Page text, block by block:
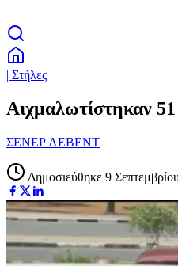
| Στήλες
Αιχμαλωτίστηκαν
ΣΕΝΕΡ ΛΕΒΕΝΤ
Δημοσιεύθηκε 9